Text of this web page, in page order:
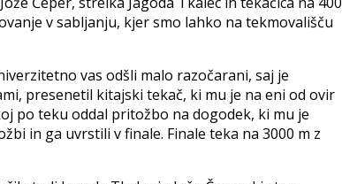
v sabljanju, kjer smo lahko na tekmovališču
vas odšli malo razočarani, saj je
presenetil kitajski tekač, ki mu je na eni od ovir
po teku oddal pritožbo na dogodek, ki mu je
in ga uvrstili v finale. Finale teka na 3000 m z